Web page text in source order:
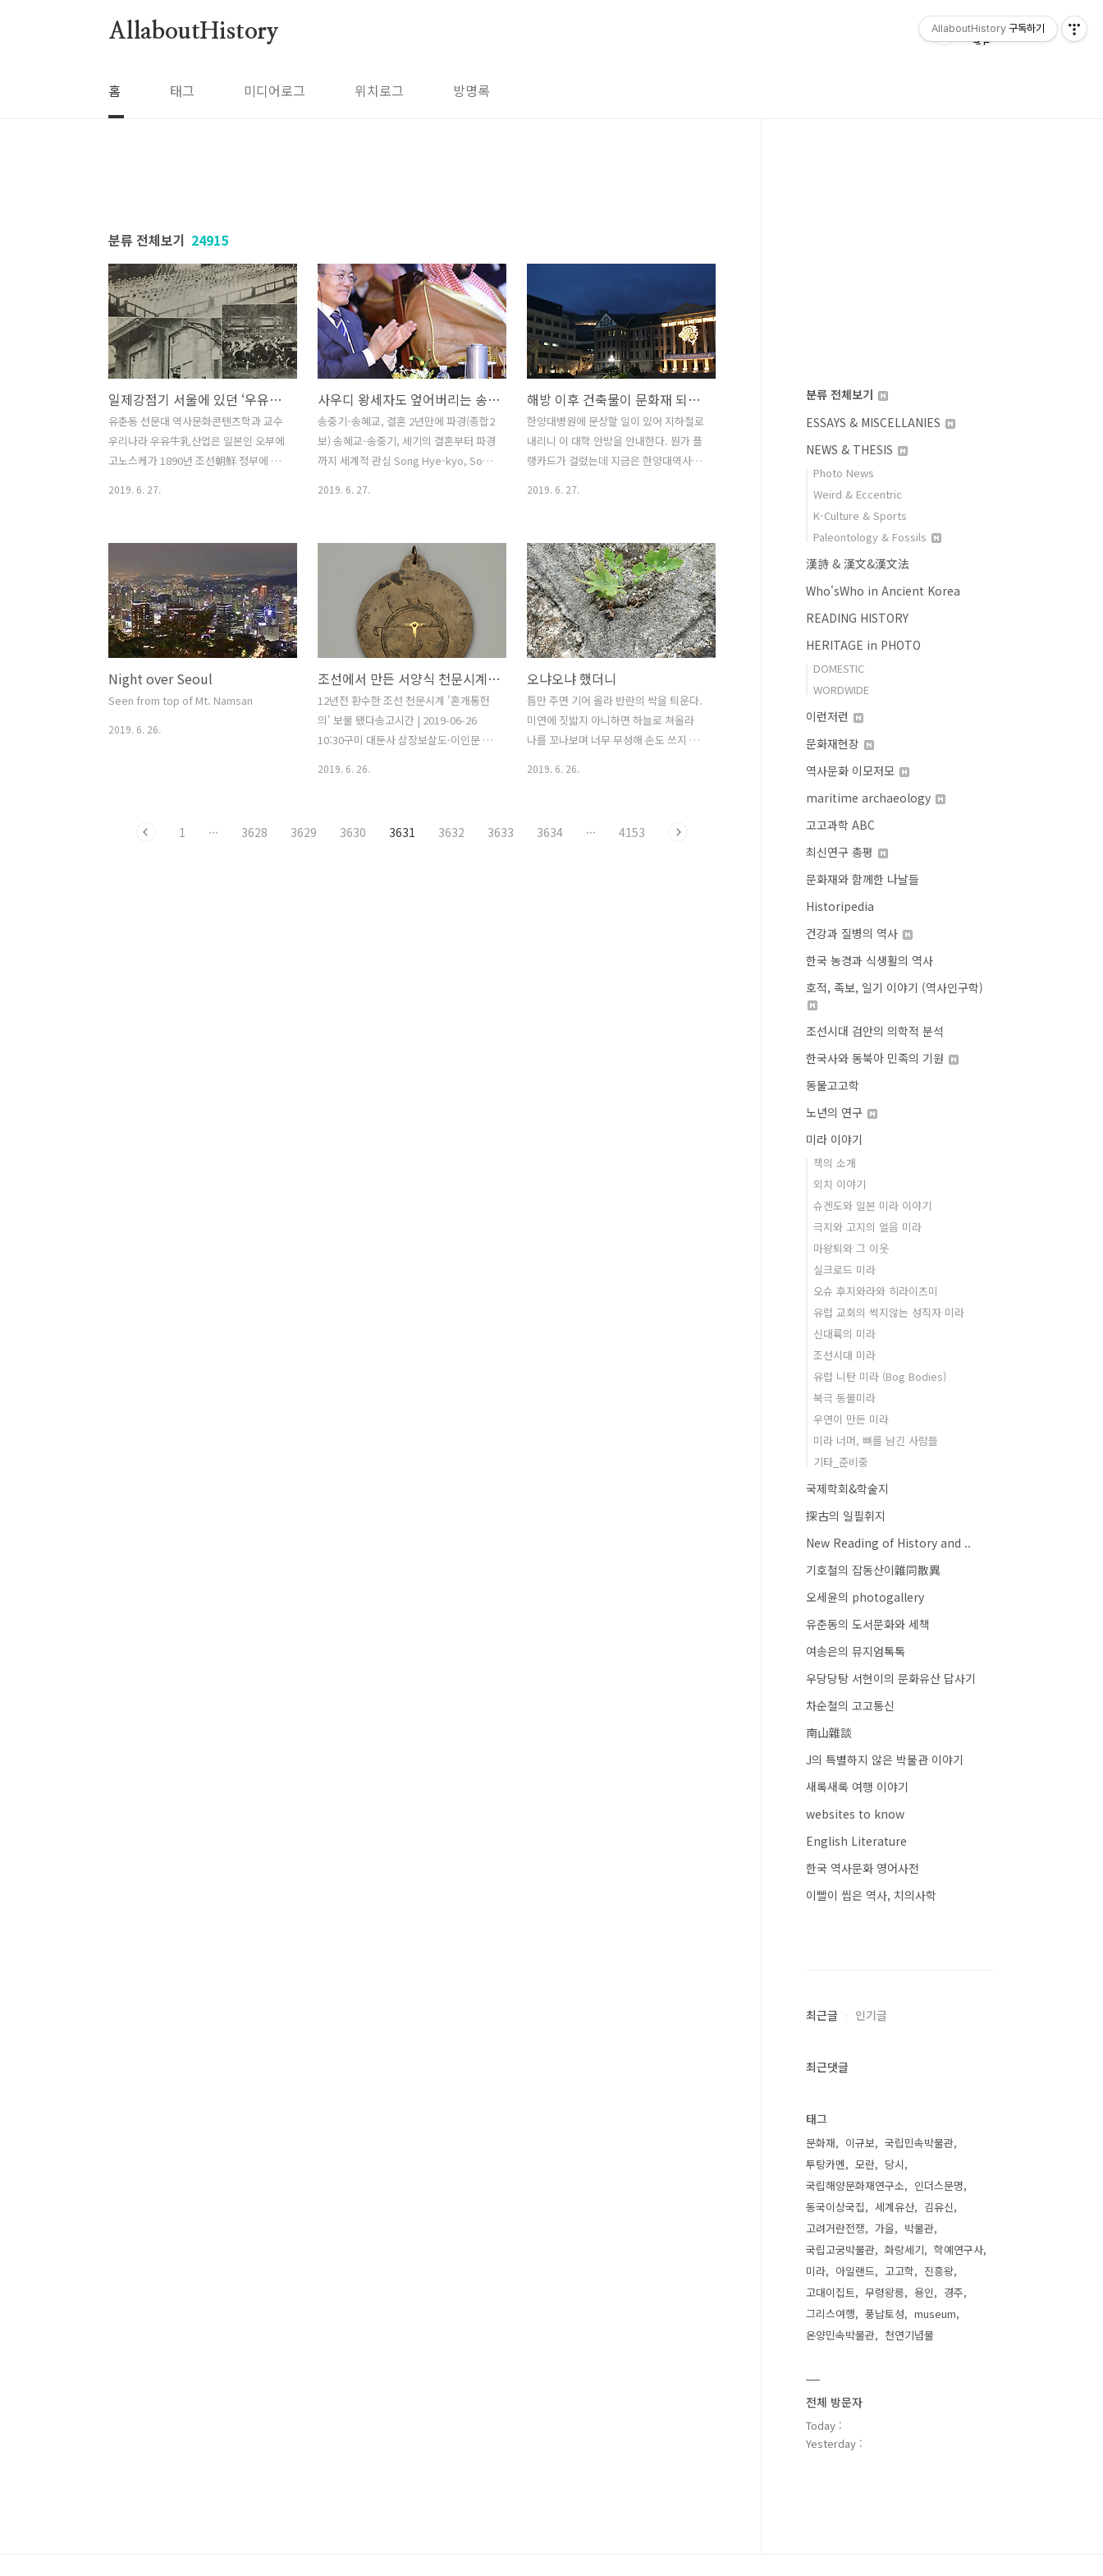
AllaboutHistory
홈 태그 미디어로그 위치로그 방명록
분류 전체보기 24915
일제강점기 서울에 있던 ‘우유목장牛乳牧場’
유춘동 선문대 역사문화콘텐츠학과 교수
우리나라 우유牛乳산업은 일본인 오부에
고노스케가 1890년 조선朝鮮 정부에 허
지明治 등이 국내 여러 곳에 농장을 세워
성상 농장은 거대한 초원이 필요하다. 이
로 인해 대부분 목장은 북한 지역이나 지
방에 많았다. 그러나 일제강점기 경성京
城에는 목장 세 곳이 존재했다. 바로 평산
목장平山牧場, 동양목장東洋牧場, 경성
목장京城牧場이다. 평산목장은 현재 돈
암동 성신여대 부근에 있었던 목장이었
동양목장은 현재 신설동과 청량리 일대에
2019. 6. 27.
사우디 왕세자도 엎어버리는 송중기-송혜교 이혼 / Song Hye-kyo, Song Joong-ki taking legal steps for divorce
송중기-송혜교, 결혼 2년만에 파경(종합2
보) 송혜교-송중기, 세기의 결혼부터 파경
까지 세계적 관심 Song Hye-kyo, Song
들에 지나지 않는다고 말이다. 사회파장
이 딴따라 가십들이 정치 경제 사회 이슈
들에 비교가 되냐고 말이다.언론계 주체
시각으로 보면 정경사 중심 시각이다. 정
치 경제 사회 이슈랑 비교가 되지 않는다
고 말이다. 말로는 지배층 중심 권력 중심
역사학 해체를 주장하는 자들조차 저런
얘기 스슴지 않는다. 그래서 북한 문제가
중요하다고 하고, 경제가 중요하다고 너
스레를 뜬다. 나는 의심하고 반박한다. 뭣
이 중헌디? 대통령이 사우디 왕세자 만나
2019. 6. 27.
해방 이후 건축물이 문화재 되었다 해서 걸린 환영 플랭카드
한양대병원에 문상할 일이 있어 지하철로
내리니 이 대학 안방을 안내한다. 뭔가 플
랭카드가 걸렸는데 지금은 한양대역사관
만 근대유산을 주된 대상으로 삼는 문화
재는 지정이 아니라 등록이란 점에서 작
은 티가 보인다. 혹 모를 일이다. 그걸 알
면서도 저리 썼는지는. 나는 두 가지 정도
를 의미있게 본다. 첫째 해방 이후 건축물
이 마침내 문화재가 되는 시대다. 아마 저
시대 건축물 중엔 경희대 본관도 있는데
것도 문화재 아닌가 한다. 둘째 문화재 등
록 혹은 지정이 환영받는 시대다. 연세대
출입하던 20여년전 이야기다. 학교 보직
자들이 틈만 나면 본관을 투덜하기를 이
2019. 6. 27.
Night over Seoul
Seen from top of Mt. Namsan
2019. 6. 26.
조선에서 만든 서양식 천문시계 혼개통헌의渾蓋通憲儀
12년전 환수한 조선 천문시계 '혼개통헌
의' 보물 됐다송고시간 | 2019-06-26
10:30구미 대둔사 삼장보살도·이인문 강
통헌의 소장처인 경기 남양주 소재 실학
2019. 6. 26.
오냐오냐 했더니
틈만 주면 기어 올라 반란의 싹을 틔운다.
미연에 짓밟지 아니하면 하늘로 쳐올라
나를 꼬나보며 너무 무성해 손도 쓰지 못
2019. 6. 26.
1 ··· 3628 3629 3630 3631 3632 3633 3634 ··· 4153
분류 전체보기
ESSAYS & MISCELLANIES
NEWS & THESIS
Photo News
Weird & Eccentric
K-Culture & Sports
Paleontology & Fossils
漢詩 & 漢文&漢文法
Who'sWho in Ancient Korea
READING HISTORY
HERITAGE in PHOTO
DOMESTIC
WORDWIDE
이런저런
문화재현장
역사문화 이모저모
maritime archaeology
고고과학 ABC
최신연구 총평
문화재와 함께한 나날들
Historipedia
건강과 질병의 역사
한국 농경과 식생활의 역사
호적, 족보, 일기 이야기 (역사인구학)
조선시대 검안의 의학적 분석
한국사와 동북아 민족의 기원
동물고고학
노년의 연구
미라 이야기
책의 소개
외치 이야기
슈겐도와 일본 미라 이야기
극지와 고지의 얼음 미라
마왕퇴와 그 이웃
실크로드 미라
오슈 후지와라와 히라이즈미
유럽 교회의 썩지않는 성직자 미라
신대륙의 미라
조선시대 미라
유럽 니탄 미라 (Bog Bodies)
북극 동물미라
우연이 만든 미라
미라 너머, 뼈를 남긴 사람들
기타_준비중
국제학회&학술지
探古의 일필휘지
New Reading of History and ..
기호철의 잡동산이雜同散異
오세윤의 photogallery
유춘동의 도서문화와 세책
여송은의 뮤지엄톡톡
우당당탕 서현이의 문화유산 답사기
차순철의 고고통신
南山雜談
J의 특별하지 않은 박물관 이야기
새록새록 여행 이야기
websites to know
English Literature
한국 역사문화 영어사전
이빨이 씹은 역사, 치의사학
최근글 인기글
최근댓글
태그
문화재 이규보
국립민속박물관
투탕카멘
모란
당시
국립해양문화재연구소
인더스문명
동국이상국집
세계유산
김유신
고려거란전쟁
가을
박물관
국립고궁박물관
화랑세기
학예연구사
미라
아일랜드 고고학
진흥왕
고대이집트
무령왕릉 용인
경주
그리스여행
풍납토성
museum
온양민속박물관
천연기념물
전체 방문자
Today :
Yesterday :
AllaboutHistory 구독하기